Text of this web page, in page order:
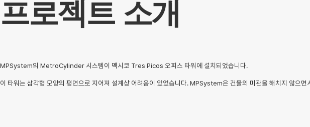
프로젝트 소개
MPSystem의 MetroCylinder 시스템이 멕시코 Tres Picos 오피스 타워에 설치되었습니다.
이 타워는 삼각형 모양의 평면으로 지어져 설계상 어려움이 있었습니다. MPSystem은 건물의 미관을 해치지 않으